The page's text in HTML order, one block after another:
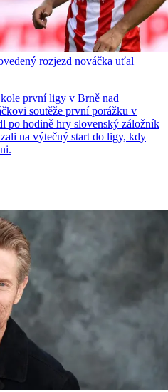
rozjezd nováčka uťal
první ligy v Brně nad
soutěže první porážku v
po hodině hry slovenský záložník
na výtečný start do ligy, kdy